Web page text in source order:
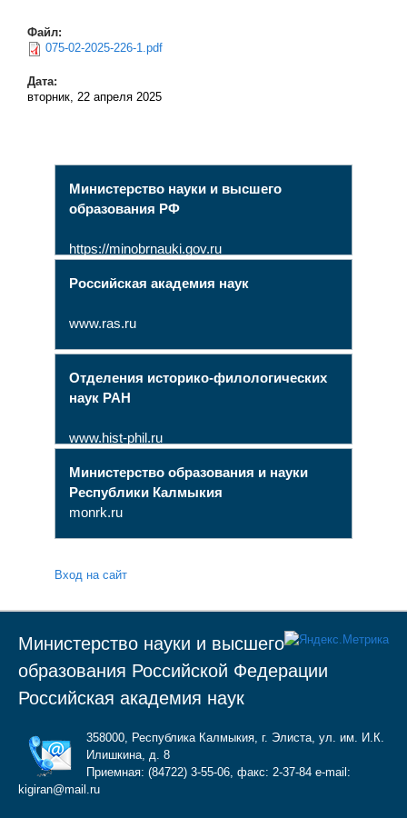
Файл:
075-02-2025-226-1.pdf
Дата:
вторник, 22 апреля 2025
Министерство науки и высшего
образования РФ
https://minobrnauki.gov.ru
Российская академия наук
www.ras.ru
Отделения историко-филологических
наук РАН
www.hist-phil.ru
Министерство образования и науки
Республики Калмыкия
monrk.ru
Вход на сайт
Министерство науки и высшего
образования Российской Федерации
Российская академия наук
358000, Республика Калмыкия, г. Элиста, ул. им. И.К.
Илишкина, д. 8
Приемная: (84722) 3-55-06, факс: 2-37-84 e-mail:
kigiran@mail.ru